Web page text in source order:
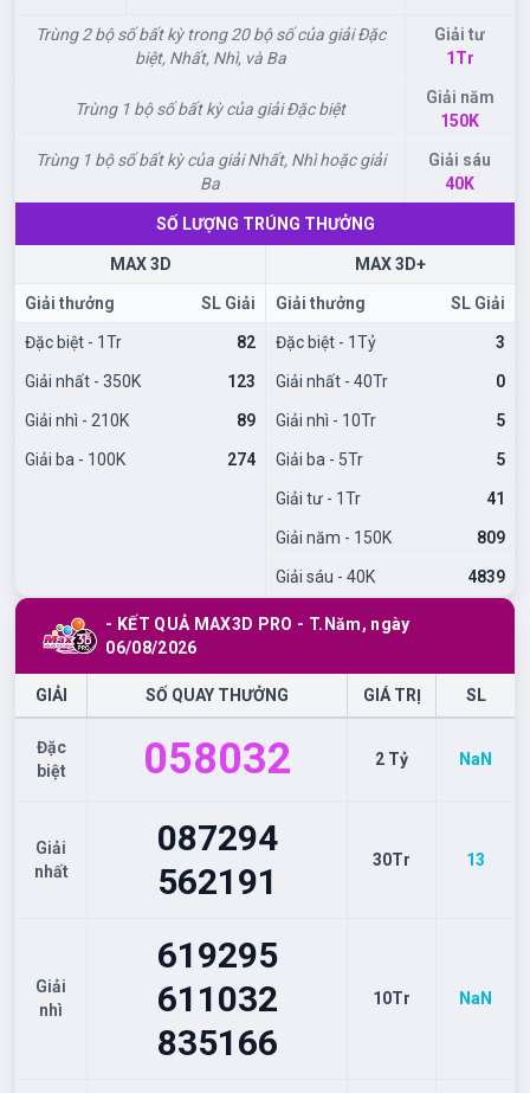
Trùng 2 bộ số bất kỳ trong 20 bộ số của giải Đặc
biệt, Nhất, Nhì, và Ba
Giải tư
1Tr
Trùng 1 bộ số bất kỳ của giải Đặc biệt
Giải năm
150K
Trùng 1 bộ số bất kỳ của giải Nhất, Nhì hoặc giải
Ba
Giải sáu
40K
SỐ LƯỢNG TRÚNG THƯỞNG
MAX 3D
Giải thưởng SL Giải
Đặc biệt - 1Tr 82
Giải nhất - 350K 123
Giải nhì - 210K 89
Giải ba - 100K 274
MAX 3D+
Giải thưởng SL Giải
Đặc biệt - 1Tỷ 3
Giải nhất - 40Tr 0
Giải nhì - 10Tr 5
Giải ba - 5Tr 5
Giải tư - 1Tr 41
Giải năm - 150K 809
Giải sáu - 40K 4839
- KẾT QUẢ MAX3D PRO - T.Năm, ngày
06/08/2026
GIẢI SỐ QUAY THƯỞNG GIÁ TRỊ SL
Đặc
biệt
058032 2 Tỷ NaN
Giải
nhất
087294
562191
30Tr 13
Giải
nhì
619295
611032
835166
10Tr NaN